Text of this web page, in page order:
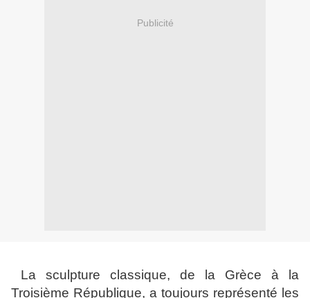
Publicité
La sculpture classique, de la Grèce à la
Troisième République, a toujours représenté les